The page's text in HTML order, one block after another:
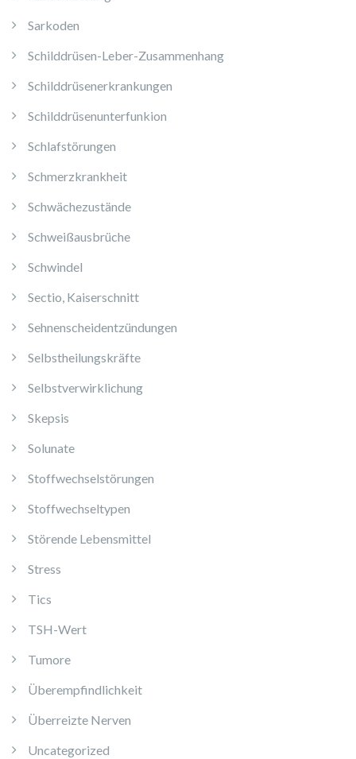
Sarkoden
Schilddrüsen-Leber-Zusammenhang
Schilddrüsenerkrankungen
Schilddrüsenunterfunkion
Schlafstörungen
Schmerzkrankheit
Schwächezustände
Schweißausbrüche
Schwindel
Sectio, Kaiserschnitt
Sehnenscheidentzündungen
Selbstheilungskräfte
Selbstverwirklichung
Skepsis
Solunate
Stoffwechselstörungen
Stoffwechseltypen
Störende Lebensmittel
Stress
Tics
TSH-Wert
Tumore
Überempfindlichkeit
Überreizte Nerven
Uncategorized